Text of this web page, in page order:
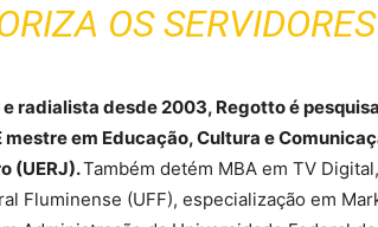
OS
radialista desde 2003, Regotto é
em Educação, Cultura e
(UERJ).Também detém MBA em TV
Fluminense (UFF), especialização em